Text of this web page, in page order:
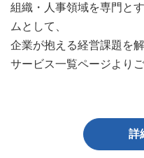
組織・人事領域を専門と
ムとして、
企業が抱える経営課題を解
サービス一覧ページより
詳